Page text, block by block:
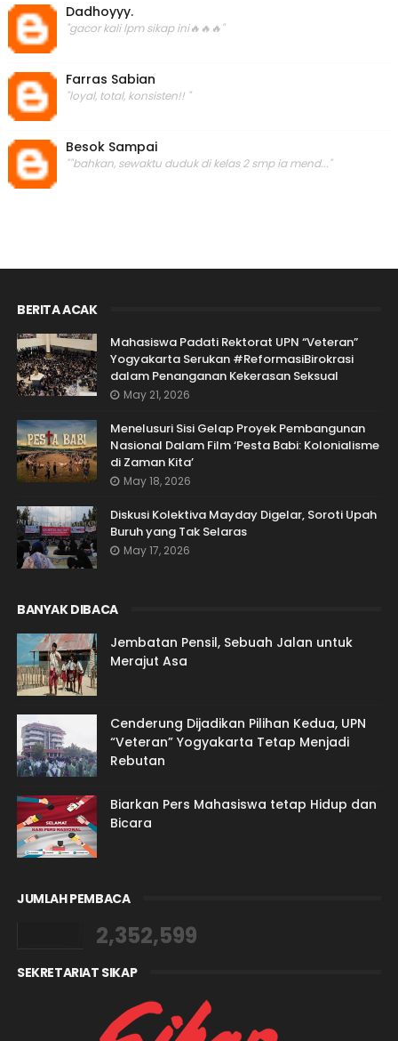
Dadhoyyy.
"gacor kali lpm sikap ini🔥🔥🔥"
Farras Sabian
"loyal, total, konsisten!! "
Besok Sampai
""bahkan, sewaktu duduk di kelas 2 smp ia mend..."
BERITA ACAK
Mahasiswa Padati Rektorat UPN “Veteran”
Yogyakarta Serukan #ReformasiBirokrasi
dalam Penanganan Kekerasan Seksual
May 21, 2026
Menelusuri Sisi Gelap Proyek Pembangunan
Nasional Dalam Film ‘Pesta Babi: Kolonialisme
di Zaman Kita’
May 18, 2026
Diskusi Kolektiva Mayday Digelar, Soroti Upah
Buruh yang Tak Selaras
May 17, 2026
BANYAK DIBACA
Jembatan Pensil, Sebuah Jalan untuk
Merajut Asa
Cenderung Dijadikan Pilihan Kedua, UPN
“Veteran” Yogyakarta Tetap Menjadi
Rebutan
Biarkan Pers Mahasiswa tetap Hidup dan
Bicara
JUMLAH PEMBACA
2,352,599
SEKRETARIAT SIKAP